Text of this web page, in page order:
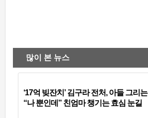
많이 본 뉴스
‘17억 빚잔치’ 김구라 전처, 아들 그리는
“나 뿐인데” 친엄마 챙기는 효심 눈길